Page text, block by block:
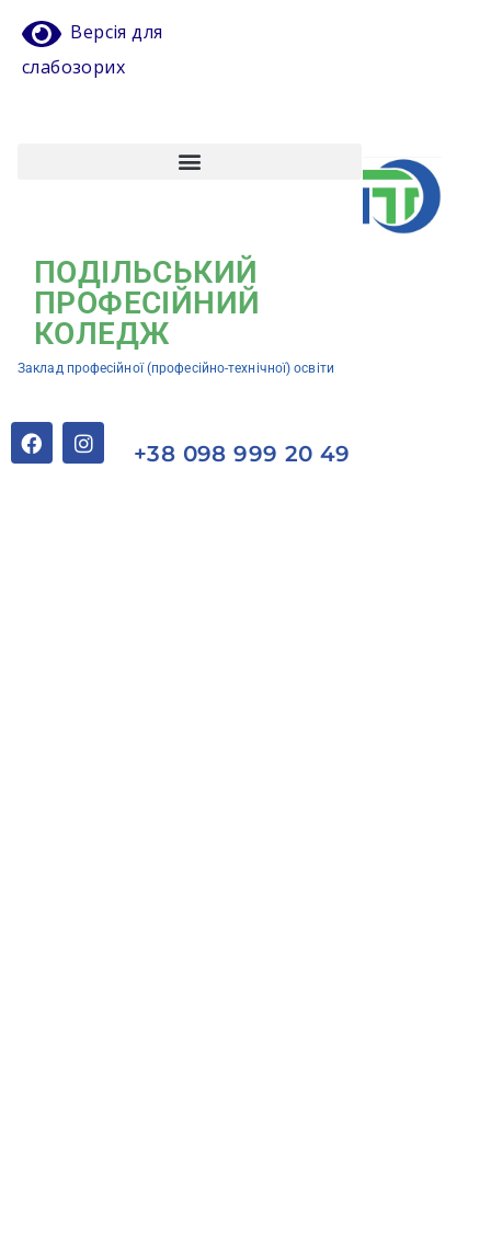
Версія для
слабозорих
ПОДІЛЬСЬКИЙ
ПРОФЕСІЙНИЙ
КОЛЕДЖ
Заклад професійної (професійно-технічної) освіти
+38 098 999 20 49